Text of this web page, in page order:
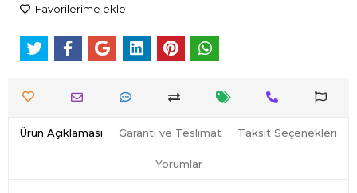
Favorilerime ekle
Ürün Açıklaması Garanti ve Teslimat Taksit Seçenekleri
Yorumlar